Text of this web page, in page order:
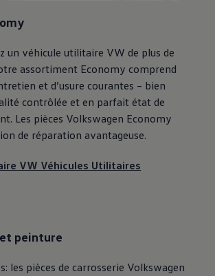
un véhicule utilitaire VW de plus de
assortiment Economy comprend
et d’usure courantes – bien
contrôlée et en parfait état de
Les pièces Volkswagen Economy
de réparation avantageuse.
VW Véhicules Utilitaires
peinture
les pièces de carrosserie Volkswagen